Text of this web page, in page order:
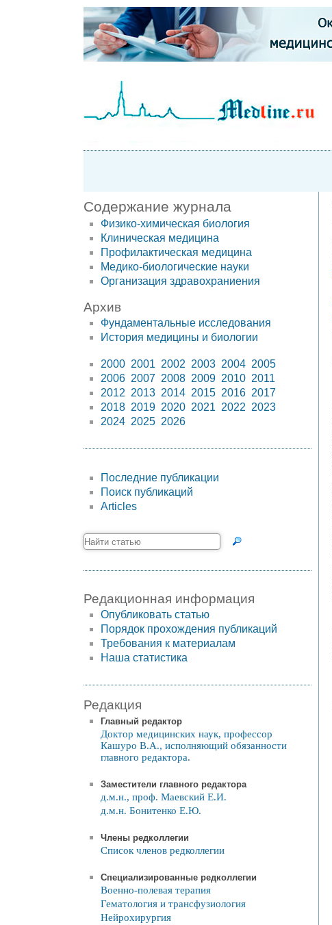
Содержание журнала
Физико-химическая биология
Клиническая медицина
Профилактическая медицина
Медико-биологические науки
Организация здравохраниения
Архив
Фундаментальные исследования
История медицины и биологии
2000 2001 2002 2003 2004 2005
2006 2007 2008 2009 2010 2011
2012 2013 2014 2015 2016 2017
2018 2019 2020 2021 2022 2023
2024 2025 2026
Последние публикации
Поиск публикаций
Articles
Редакционная информация
Опубликовать статью
Порядок прохождения публикаций
Требования к материалам
Наша статистика
Редакция
Главный редактор
Доктор медицинских наук, профессор
Кашуро В.А., исполняющий обязанности
главного редактора.
Заместители главного редактора
д.м.н., проф. Маевский Е.И.
д.м.н. Бонитенко Е.Ю.
Члены редколлегии
Список членов редколлегии
Специализированные редколлегии
Военно-полевая терапия
Гематология и трансфузиология
Нейрохирургия